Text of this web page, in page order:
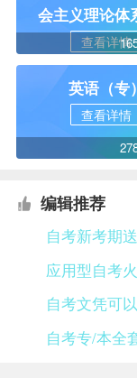
会主义理论体
查看详情
英语（专）
查看详情
编辑推荐
自考新考期
应用型自考
自考文凭可
自考专/本全